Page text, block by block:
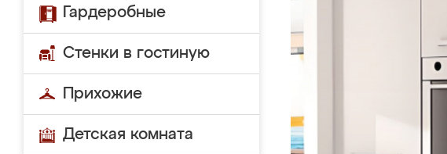
Гардеробные
Стенки в гостиную
Прихожие
Детская комната